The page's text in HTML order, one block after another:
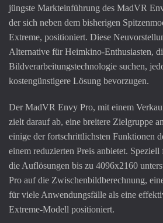
jüngste Markteinführung des MadVR
der sich neben dem bisherigen
Extreme, positioniert. Diese
Alternative für Heimkino-Enthusiasten,
Bildverarbeitungstechnologie suchen,
kostengünstigere Lösung bevorzugen.
Der MadVR Envy Pro, mit einem
zielt darauf ab, eine breitere Zielgruppe
einige der fortschrittlichsten Funktionen
einem reduzierten Preis anbietet.
die Auflösungen bis zu 4096x2160
Pro auf die Zwischenbildberechnung,
für viele Anwendungsfälle als eine
Extreme-Modell positioniert.